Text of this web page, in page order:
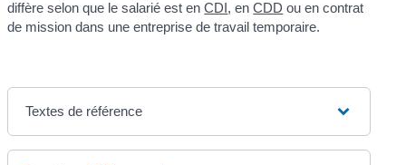
diffère selon que le salarié est enCDI, enCDD ou en contrat
de mission dans une entreprise de travail temporaire.
Textes de référence